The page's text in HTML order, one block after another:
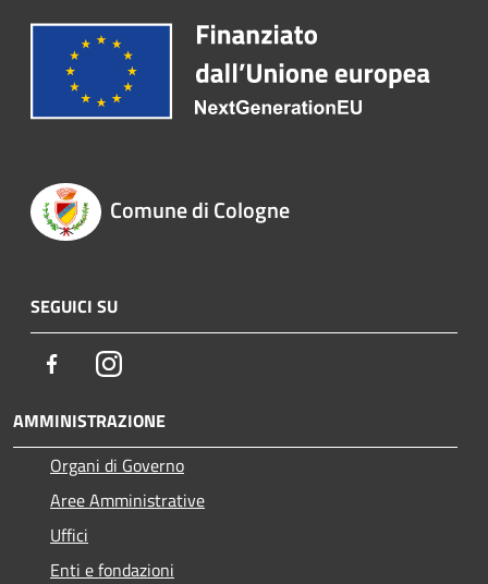
Comune di Cologne
SEGUICI SU
FacebookInstagram
AMMINISTRAZIONE
Organi di Governo
Aree Amministrative
Uffici
Enti e fondazioni